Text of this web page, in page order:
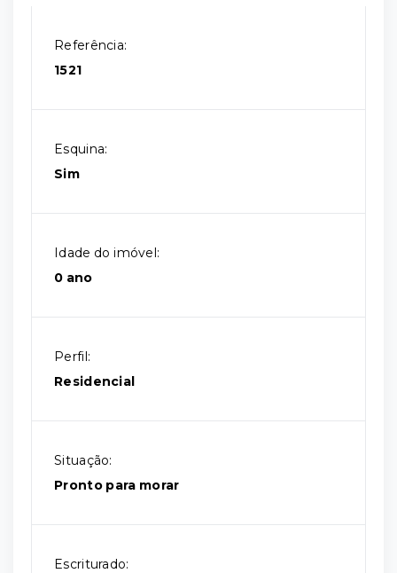
Referência:
1521
Esquina:
Sim
Idade do imóvel:
0 ano
Perfil:
Residencial
Situação:
Pronto para morar
Escriturado: